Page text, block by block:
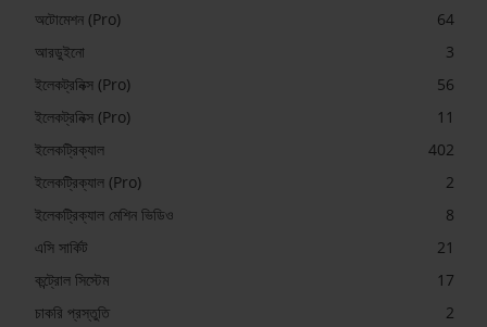
অটোমেশন (Pro)
64
আরডুইনো
3
ইলেকট্রনিক্স (Pro)
56
ইলেকট্রনিক্স (Pro)
11
ইলেকট্রিক্যাল
402
ইলেকট্রিক্যাল (Pro)
2
ইলেকট্রিক্যাল মেশিন ভিডিও
8
এসি সার্কিট
21
কন্ট্রোল সিস্টেম
17
চাকরি প্রস্তুতি
2